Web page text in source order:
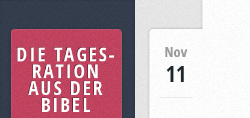
Nov
11
DIE TAGES-
RATION
AUS DER
BIBEL